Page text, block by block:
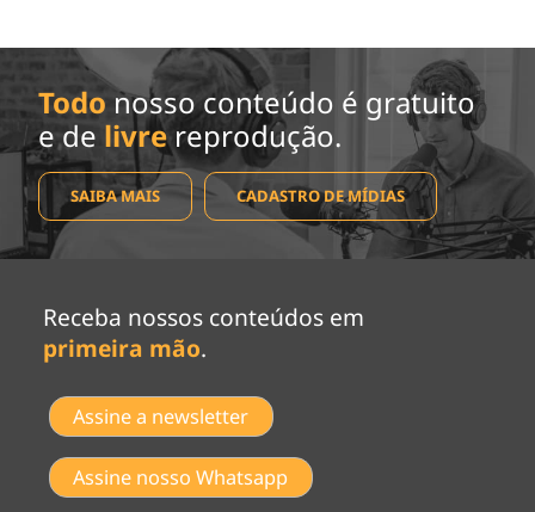
Todo nosso conteúdo é gratuito
e de livrereprodução.
SAIBA MAIS CADASTRO DE MÍDIAS
Receba nossos conteúdos em
primeira mão.
Assine a newsletter
Assine nosso Whatsapp